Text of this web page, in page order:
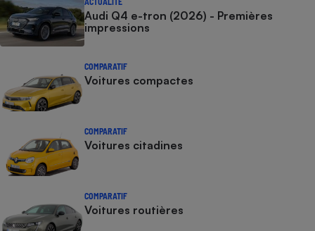
Audi Q4 e-tron (2026) - Premières
impressions
COMPARATIF
Voitures compactes
COMPARATIF
Voitures citadines
COMPARATIF
Voitures routières